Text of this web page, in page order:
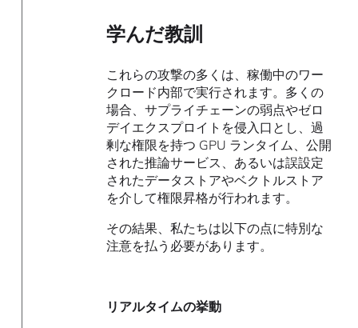
学んだ教訓
これらの攻撃の多くは、稼働中のワー
クロード内部で実行されます。多くの
場合、サプライチェーンの弱点やゼロ
デイエクスプロイトを侵入口とし、過
剰な権限を持つ GPU ランタイム、公開
された推論サービス、あるいは誤設定
されたデータストアやベクトルストア
を介して権限昇格が行われます。
その結果、私たちは以下の点に特別な
注意を払う必要があります。
リアルタイムの挙動